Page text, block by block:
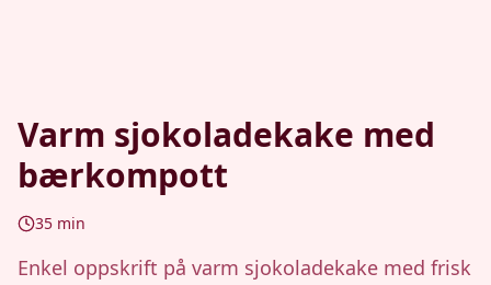
Varm sjokoladekake med
bærkompott
35 min
Enkel oppskrift på varm sjokoladekake med frisk